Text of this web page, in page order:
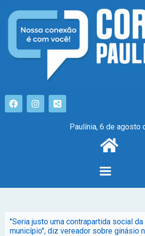
Paulínia, 6 de agosto
"Seria justo uma contrapartida social
município", diz vereador sobre ginásio